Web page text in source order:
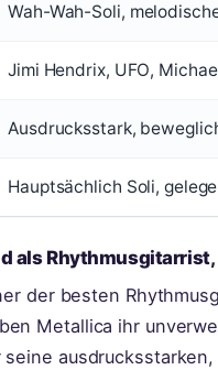
Wah-Wah-Soli,
Jimi Hendrix, UFO,
Ausdrucksstark,
Hauptsächlich Soli,
als
der besten
Metallica ihr